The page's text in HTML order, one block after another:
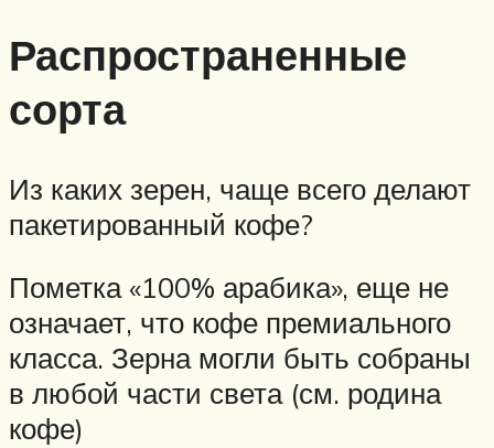
Распространенные
сорта
Из каких зерен, чаще всего делают
пакетированный кофе?
Пометка «100% арабика», еще не
означает, что кофе премиального
класса. Зерна могли быть собраны
в любой части света (см. родина
кофе)